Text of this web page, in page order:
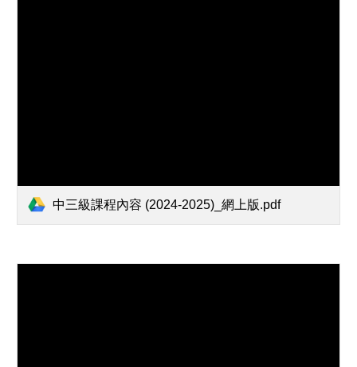
中三級課程內容 (2024-2025)_網上版.pdf